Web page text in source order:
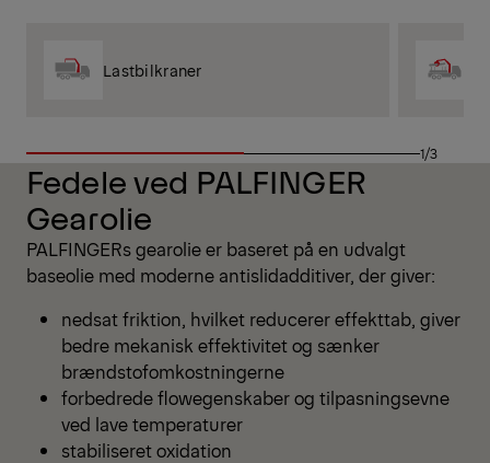
Lastbilkraner
1/3
Fedele ved PALFINGER
Gearolie
PALFINGERs gearolie er baseret på en udvalgt
baseolie med moderne antislidadditiver, der giver:
nedsat friktion, hvilket reducerer effekttab, giver
bedre mekanisk effektivitet og sænker
brændstofomkostningerne
forbedrede flowegenskaber og tilpasningsevne
ved lave temperaturer
stabiliseret oxidation